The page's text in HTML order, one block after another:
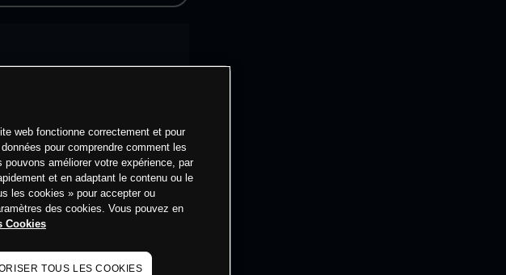
web fonctionne correctement et pour
pour comprendre comment les
améliorer votre expérience, par
et en adaptant le contenu ou le
les cookies » pour accepter ou
des cookies. Vous pouvez en
Cookies
TOUS LES COOKIES